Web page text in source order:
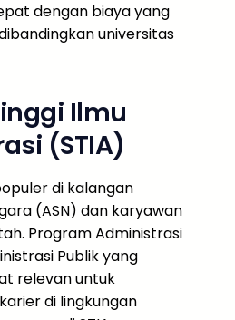
dengan biaya yang
universitas
Ilmu
(STIA)
di kalangan
(ASN) dan karyawan
Program Administrasi
Publik yang
relevan untuk
di lingkungan